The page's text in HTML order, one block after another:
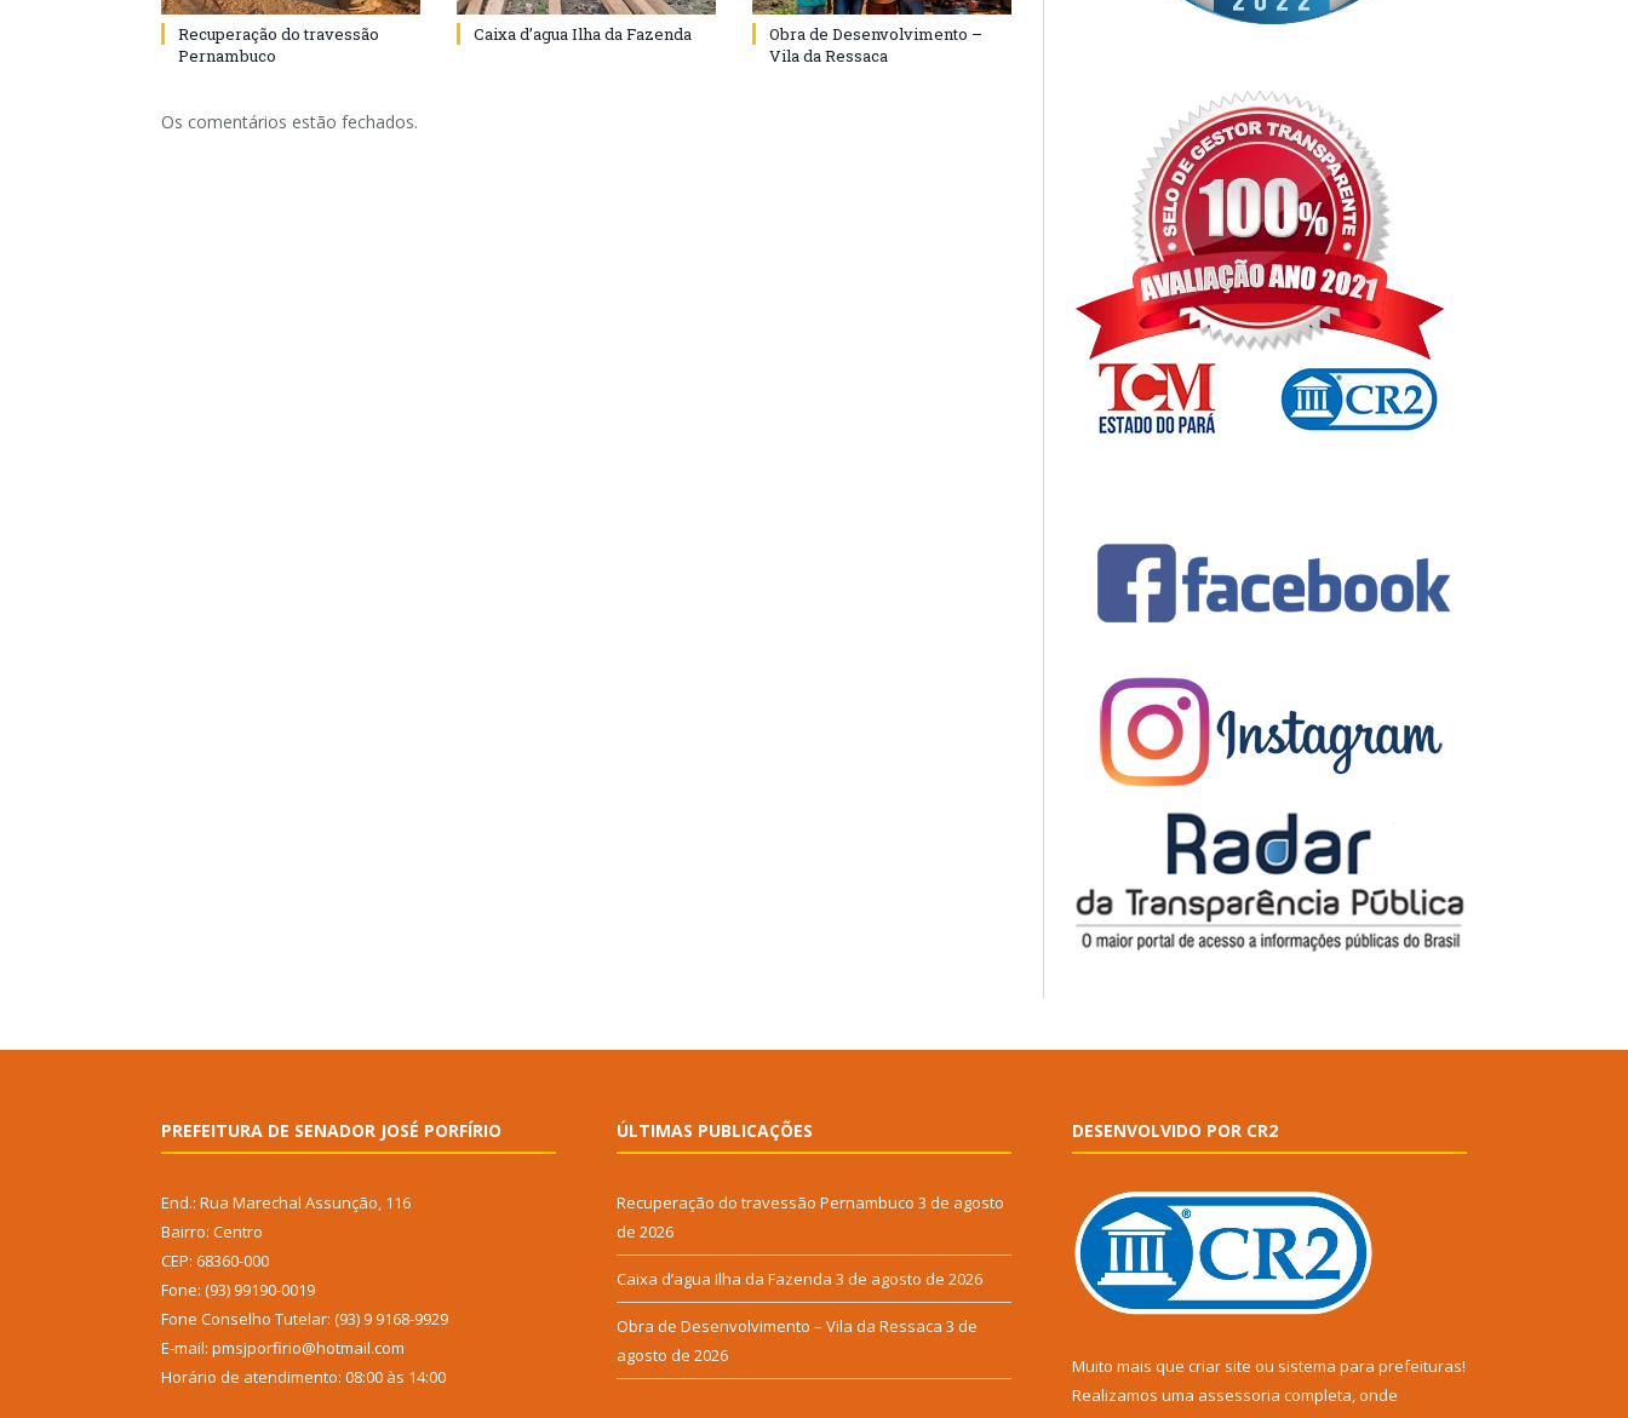
Recuperação do travessão
Pernambuco
Caixa d’agua Ilha da Fazenda
Obra de Desenvolvimento –
Vila da Ressaca
Os comentários estão fechados.
PREFEITURA DE SENADOR JOSÉ PORFÍRIO
End.: Rua Marechal Assunção, 116
Bairro: Centro
CEP: 68360-000
Fone: (93) 99190-0019
Fone Conselho Tutelar: (93) 9 9168-9929
E-mail: pmsjporfirio@hotmail.com
Horário de atendimento: 08:00 às 14:00
ÚLTIMAS PUBLICAÇÕES
Recuperação do travessão Pernambuco 3 de agosto
de 2026
Caixa d’agua Ilha da Fazenda 3 de agosto de 2026
Obra de Desenvolvimento – Vila da Ressaca 3 de
agosto de 2026
DESENVOLVIDO POR CR2
Muito mais que criar site ou sistema para prefeituras!
Realizamos uma assessoria completa, onde